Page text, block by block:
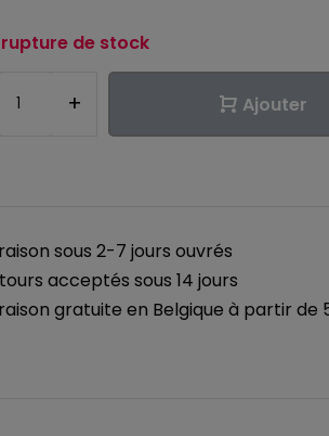
rupture de stock
+ Ajouter
sous 2-7 jours ouvrés
acceptés sous 14 jours
gratuite en Belgique à partir de